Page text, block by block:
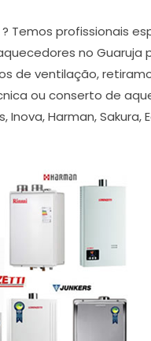
Temos profissionais
no
de ventilação,
ou conserto de
Harman, Sakura,